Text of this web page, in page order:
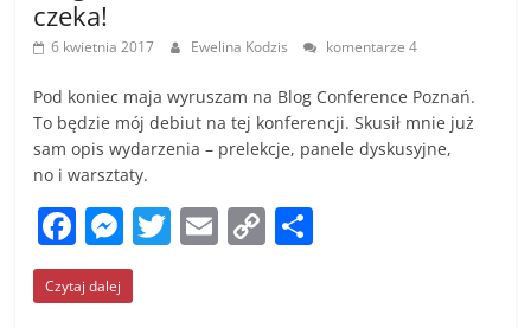
czeka!
6 kwietnia 2017 Ewelina Kodzis komentarze 4
Pod koniec maja wyruszam na Blog Conference Poznań.
To będzie mój debiut na tej konferencji. Skusił mnie już
sam opis wydarzenia – prelekcje, panele dyskusyjne,
no i warsztaty.
F
a
c
M
e
ss
T
w
E
m
C
o
Czytaj dalej